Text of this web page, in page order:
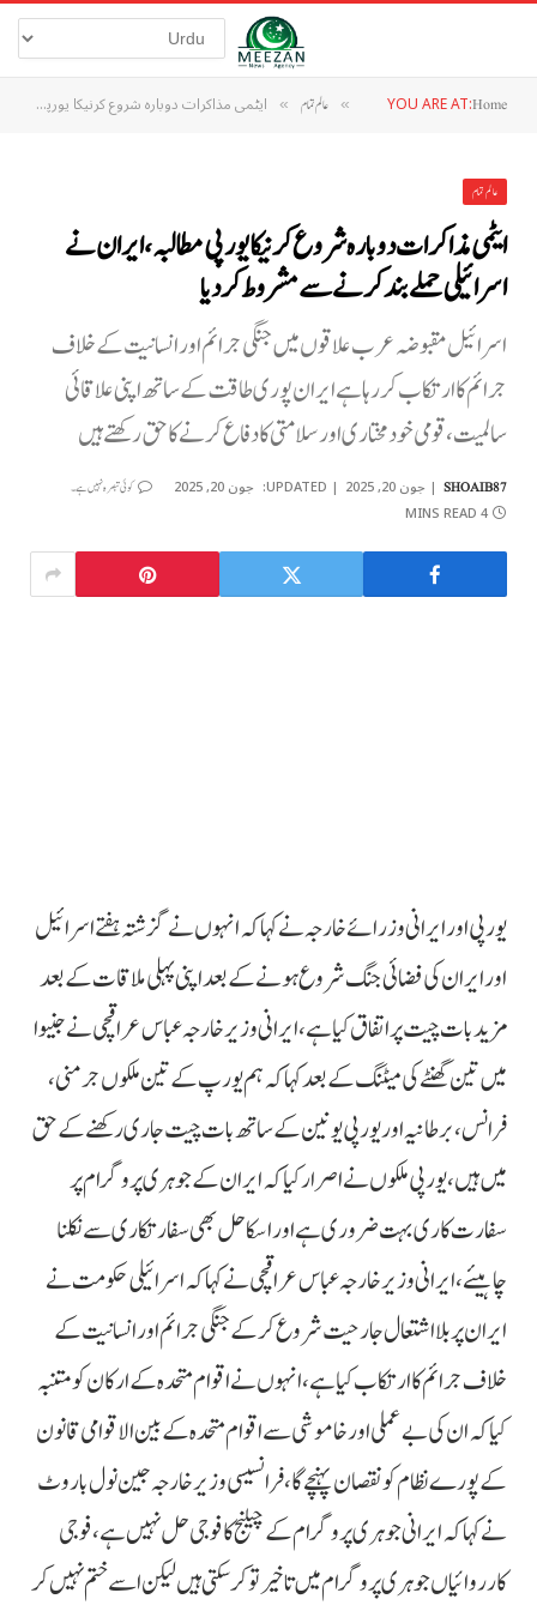
YOU ARE AT:Home
» عالم تمام » ایٹمی مذاکرات دوبارہ شروع کرنیکا یورپی مطالبہ، ایران نے اسرائیلی حملے بند کرنے سے مشروط کردیا
عالم تمام
ایٹمی مذاکرات دوبارہ شروع کرنیکا یورپی مطالبہ، ایران نے
اسرائیلی حملے بند کرنے سے مشروط کردیا
اسرائیل مقبوضہ عرب علاقوں میں جنگی جرائم اور انسانیت کے خلاف
جرائم کا ارتکاب کر رہا ہے ایران پوری طاقت کے ساتھ اپنی علاقائی
سالمیت، قومی خودمختاری اور سلامتی کا دفاع کرنے کا حق رکھتے ہیں
SHOAIB87 جون 20, 2025 UPDATED: جون 20, 2025 کوئی تبصرہ نہیں ہے۔
4 MINS READ
یورپی اور ایرانی وزرائے خارجہ نے کہا کہ انہوں نے گزشتہ ہفتے اسرائیل
اور ایران کی فضائی جنگ شروع ہونے کے بعد اپنی پہلی ملاقات کے بعد
مزید بات چیت پر اتفاق کیا ہے، ایرانی وزیر خارجہ عباس عراقچی نے جنیوا
میں تین گھنٹے کی میٹنگ کے بعد کہا کہ ہم یورپ کے تین ملکوں جرمنی،
فرانس، برطانیہ اور یورپی یونین کے ساتھ بات چیت جاری رکھنے کے حق
میں ہیں، یورپی ملکوں نے اصرار کیا کہ ایران کے جوہری پروگرام پر
سفارت کاری بہت ضروری ہے اور اسکا حل بھی سفارتکاری سے نکلنا
چاہیئے، ایرانی وزیر خارجہ عباس عراقچی نے کہا کہ اسرائیلی حکومت نے
ایران پر بلااشتعال جارحیت شروع کرکے جنگی جرائم اور انسانیت کے
خلاف جرائم کا ارتکاب کیا ہے، انہوں نے اقوام متحدہ کے ارکان کو متنبہ
کیا کہ ان کی بے عملی اور خاموشی سے اقوام متحدہ کے بین الاقوامی قانون
کے پورے نظام کو نقصان پہنچے گا، فرانسیسی وزیر خارجہ جین نول باروٹ
نے کہا کہ ایرانی جوہری پروگرام کے چیلنج کا فوجی حل نہیں ہے، فوجی
کارروائیاں جوہری پروگرام میں تاخیر تو کرسکتی ہیں لیکن اسے ختم نہیں کر